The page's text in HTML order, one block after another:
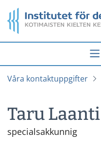
till
innehåll
Startsida
Våra kontaktuppgifter
Taru Laanti
specialsakkunnig